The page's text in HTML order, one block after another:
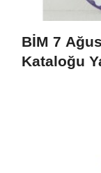
BİM 7
Kataloğu